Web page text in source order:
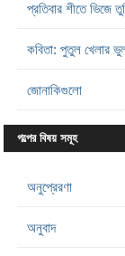
প্রতিবার শীতে ভিজে
কবিতা: পুতুল খেলার
জোনাকিগুলো
গল্পের বিষয় সমূহ
অনুপ্রেরণা
অনুবাদ